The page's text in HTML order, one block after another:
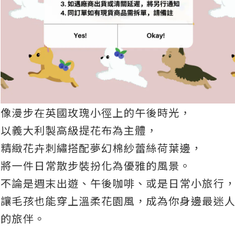
像漫步在英國玫瑰小徑上的午後時光，
以義大利製高級提花布為主體，
精緻花卉刺繡搭配夢幻棉紗蕾絲荷葉邊，
將一件日常散步裝扮化為優雅的風景。
不論是週末出遊、午後咖啡、或是日常小旅行，
讓毛孩也能穿上溫柔花園風，成為你身邊最迷人
的旅伴。